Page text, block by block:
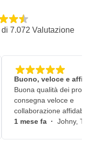
di 7.072 Valutazione
Buono, veloce e
Buona qualità dei
consegna veloce e
collaborazione
1 mese fa · Johny,